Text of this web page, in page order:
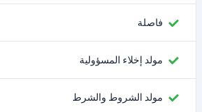
فاصلة
مولد إخلاء المسؤولية
مولد الشروط والشرط